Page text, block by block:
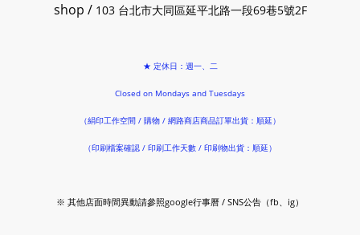
shop / 103 台北市大同區延平北路一段69巷5號2F
★ 定休日：週一、二
Closed on Mondays and Tuesdays
（絹印工作空間 / 購物 / 網路商店商品訂單出貨：順延）
（印刷檔案確認 / 印刷工作天數 / 印刷物出貨：順延）
※ 其他店面時間異動請參照google行事曆 / SNS公告（fb、ig）